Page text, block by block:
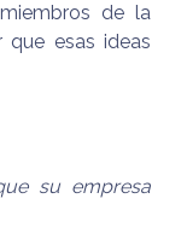
de la
que esas ideas
su empresa